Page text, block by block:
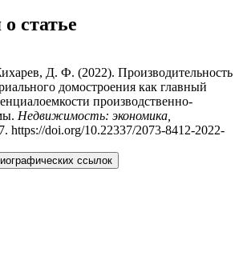
статье
Д. Ф. (2022). Производительность
домостроения как главный
производственно-
Недвижимость: экономика,
https://doi.org/10.22337/2073-8412-2022-
ссылок